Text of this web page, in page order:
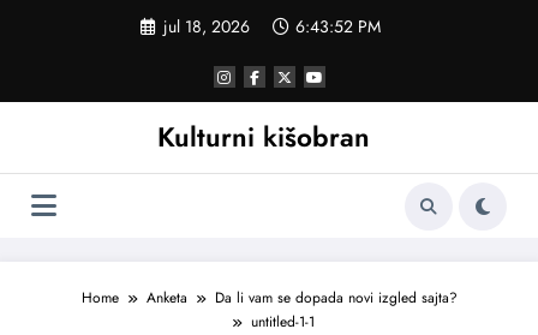
jul 18, 2026 6:43:52 PM
Kulturni kišobran
Home Anketa
Da li vam se dopada novi izgled sajta?
untitled-1-1